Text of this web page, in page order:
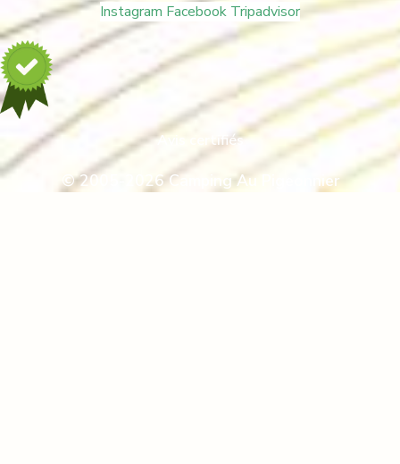
Instagram Facebook Tripadvisor
Avis certifiés
© 2005-2026 Camping Au Pigeonnier